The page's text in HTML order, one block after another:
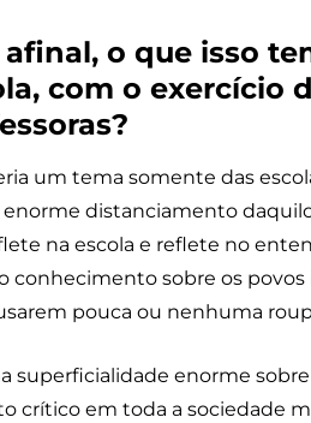
afinal, o que isso
com o exercício
um tema somente das
distanciamento
na escola e reflete no
conhecimento sobre os
pouca ou nenhuma
superficialidade enorme
crítico em toda a sociedade